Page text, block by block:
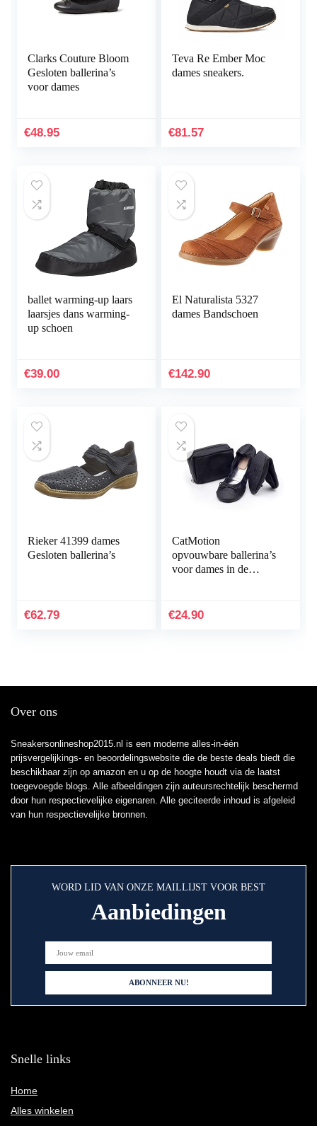
Clarks Couture Bloom
Gesloten ballerina’s
voor dames
€48.95
Teva Re Ember Moc
dames sneakers.
€81.57
ballet warming-up laars
laarsjes dans warming-
up schoen
€39.00
El Naturalista 5327
dames Bandschoen
€142.90
Rieker 41399 dames
Gesloten ballerina’s
€62.79
CatMotion
opvouwbare ballerina’s
voor dames in de
€24.90
Over ons
Sneakersonlineshop2015.nl is een moderne alles-in-één
prijsvergelijkings- en beoordelingswebsite die de beste deals biedt die
beschikbaar zijn op amazon en u op de hoogte houdt via de laatst
toegevoegde blogs. Alle afbeeldingen zijn auteursrechtelijk beschermd
door hun respectievelijke eigenaren. Alle geciteerde inhoud is afgeleid
van hun respectievelijke bronnen.
WORD LID VAN ONZE MAILLIJST VOOR BEST
Aanbiedingen
Snelle links
Home
Alles winkelen